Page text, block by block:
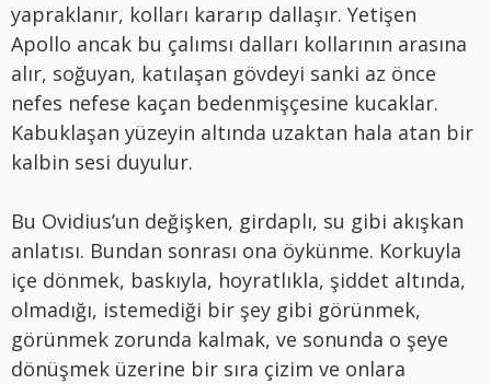
yapraklanır, kolları kararıp dallaşır. Yetişen
Apollo ancak bu çalımsı dalları kollarının arasına
alır, soğuyan, katılaşan gövdeyi sanki az önce
nefes nefese kaçan bedenmişçesine kucaklar.
Kabuklaşan yüzeyin altında uzaktan hala atan bir
kalbin sesi duyulur.
Bu Ovidius’un değişken, girdaplı, su gibi akışkan
anlatısı. Bundan sonrası ona öykünme. Korkuyla
içe dönmek, baskıyla, hoyratlıkla, şiddet altında,
olmadığı, istemediği bir şey gibi görünmek,
görünmek zorunda kalmak, ve sonunda o şeye
dönüşmek üzerine bir sıra çizim ve onlara